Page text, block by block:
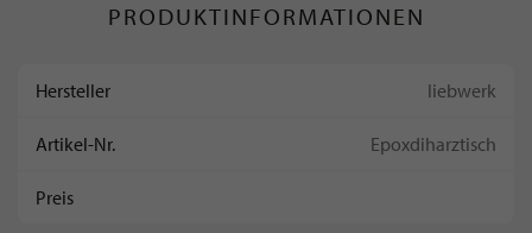
PRODUKTINFORMATIONEN
Hersteller liebwerk
Artikel-Nr. Epoxdiharztisch
Preis